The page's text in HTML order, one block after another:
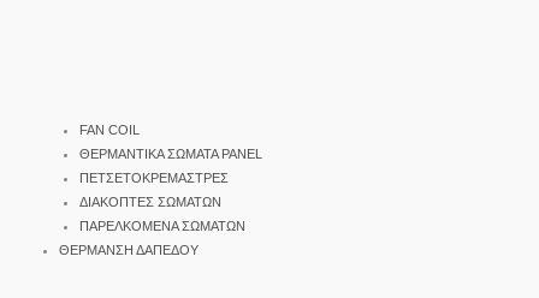
FAN COIL
ΘΕΡΜΑΝΤΙΚΑ ΣΩΜΑΤΑ PANEL
ΠΕΤΣΕΤΟΚΡΕΜΑΣΤΡΕΣ
ΔΙΑΚΟΠΤΕΣ ΣΩΜΑΤΩΝ
ΠΑΡΕΛΚΟΜΕΝΑ ΣΩΜΑΤΩΝ
ΘΕΡΜΑΝΣΗ ΔΑΠΕΔΟΥ